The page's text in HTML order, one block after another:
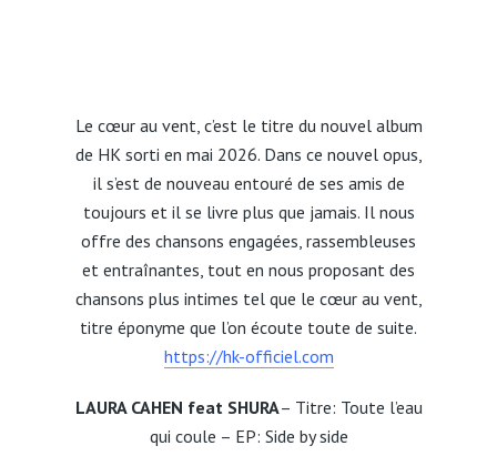
Le cœur au vent, c’est le titre du nouvel album
de HK sorti en mai 2026. Dans ce nouvel opus,
il s’est de nouveau entouré de ses amis de
toujours et il se livre plus que jamais. Il nous
offre des chansons engagées, rassembleuses
et entraînantes, tout en nous proposant des
chansons plus intimes tel que le cœur au vent,
titre éponyme que l’on écoute toute de suite.
https://hk-officiel.com
LAURA CAHEN feat SHURA– Titre: Toute l’eau
qui coule – EP: Side by side